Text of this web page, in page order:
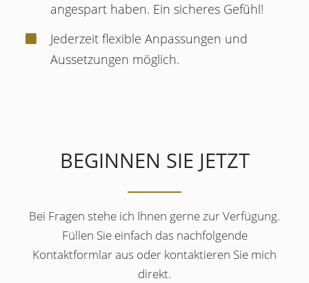
angespart haben. Ein sicheres Gefühl!
Jederzeit flexible Anpassungen und
Aussetzungen möglich.
BEGINNEN SIE JETZT
Bei Fragen stehe ich Ihnen gerne zur Verfügung.
Füllen Sie einfach das nachfolgende
Kontaktformlar aus oder kontaktieren Sie mich
direkt.